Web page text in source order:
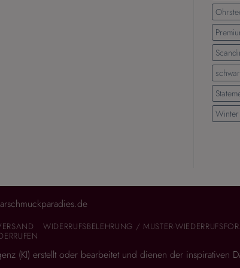
Winter
WIDERRUFSBELEHRUNG / MUSTER-
(KI) erstellt oder bearbeitet und dienen der inspirativen